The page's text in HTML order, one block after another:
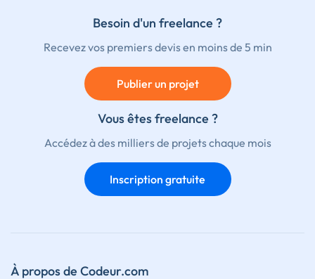
Besoin d'un freelance ?
Recevez vos premiers devis en moins de 5 min
Publier un projet
Vous êtes freelance ?
Accédez à des milliers de projets chaque mois
Inscription gratuite
À propos de Codeur.com